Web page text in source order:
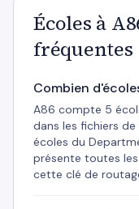
Écoles à
fréquentes
Combien
A86 compte 5
dans les fichiers
écoles du
présente toutes
cette clé de